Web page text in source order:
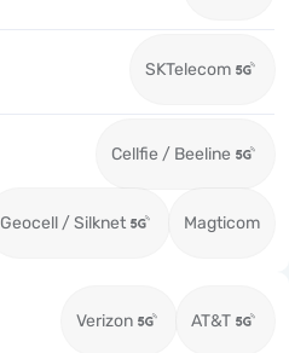
SKTelecom
Cellfie / Beeline
Geocell / Silknet Magticom
Verizon AT&T